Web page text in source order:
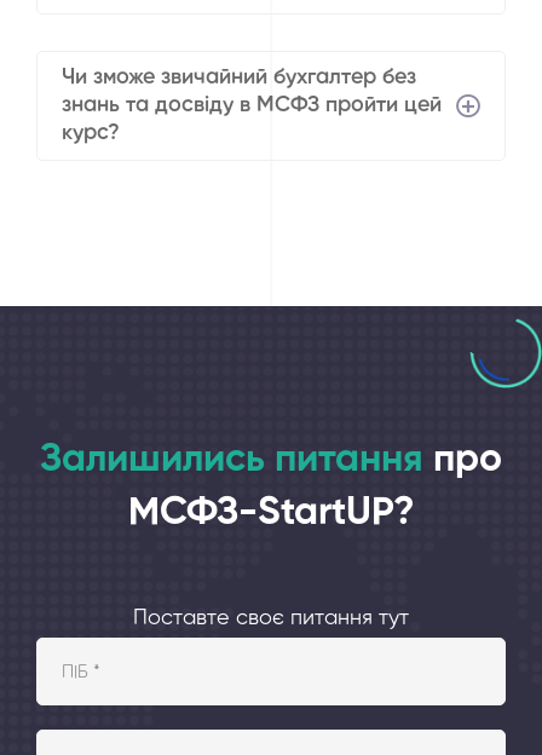
Чи зможе звичайний бухгалтер без
знань та досвіду в МСФЗ пройти цей
курс?
Залишились питання про
МСФЗ-StartUP?
Поставте своє питання тут